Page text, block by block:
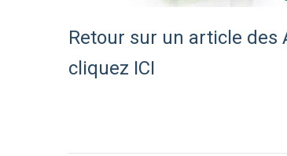
Retour sur un article des
cliquez ICI